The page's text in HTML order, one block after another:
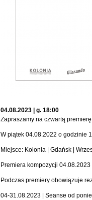
04.08.2023 | g. 18:00
Zapraszamy na czwartą
W piątek 04.08.2022 o godzinie
Miejsce: Kolonia | Gdańsk |
Premiera kompozycji
Podczas premiery obowiązuje
04-31.08.2023 | Seanse od